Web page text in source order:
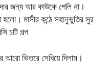
জন্য আর কাউকে পেলি না।
হলো। মাসীর কন্ঠে সহানুভুতির সুর
চটি গল্প
আরো ভিতরে সেধিয়ে দিলাম।